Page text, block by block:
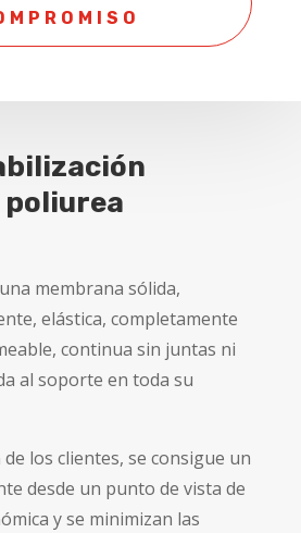
membrana sólida,
elástica, completamente
continua sin juntas ni
al soporte en toda su
los clientes, se consigue un
desde un punto de vista de
y se minimizan las